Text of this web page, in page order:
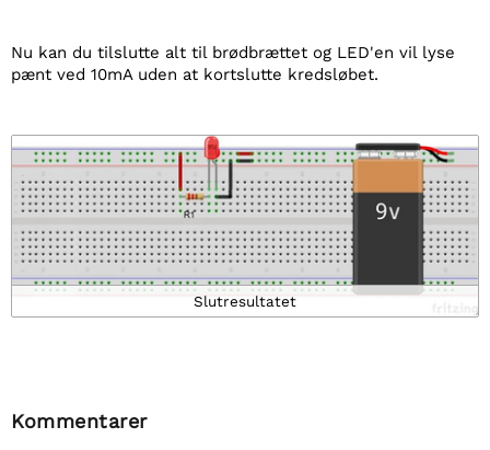
Nu kan du tilslutte alt til brødbrættet og LED'en vil lyse
pænt ved 10mA uden at kortslutte kredsløbet.
Slutresultatet
Kommentarer